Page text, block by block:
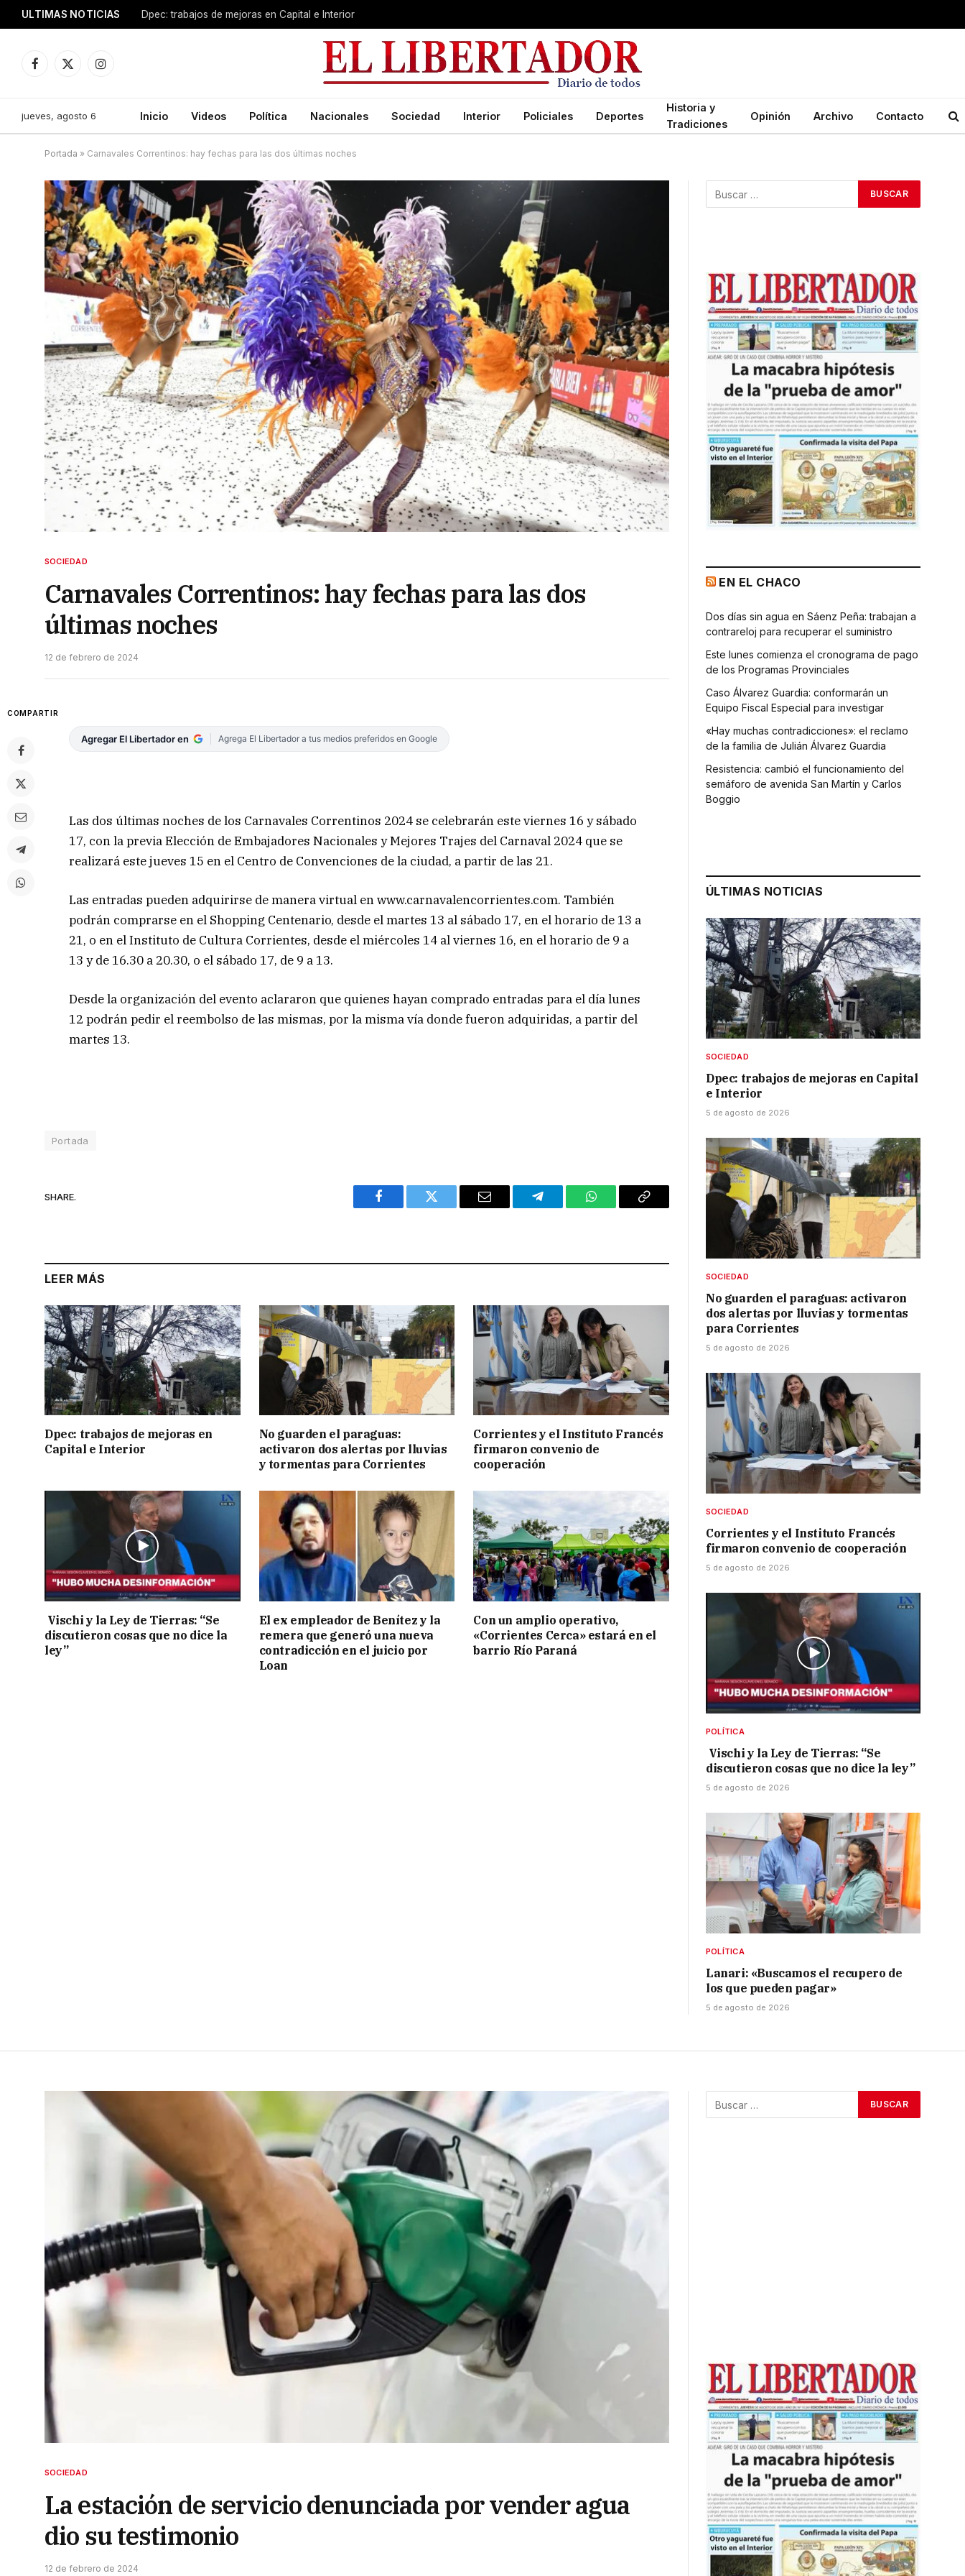
ULTIMAS NOTICIAS Dpec: trabajos de mejoras en Capital e Interior
Facebook
X
Instagram
jueves, agosto 6 Inicio Videos Política Nacionales Sociedad Interior Policiales Deportes
Historia y
Tradiciones
Opinión Archivo Contacto
Portada » Carnavales Correntinos: hay fechas para las dos últimas noches
SOCIEDAD
Carnavales Correntinos: hay fechas para las dos
últimas noches
12 de febrero de 2024
COMPARTIR
Agregar El Libertador en Agrega El Libertador a tus medios preferidos en Google
Las dos últimas noches de los Carnavales Correntinos 2024 se celebrarán este viernes 16 y sábado
17, con la previa Elección de Embajadores Nacionales y Mejores Trajes del Carnaval 2024 que se
realizará este jueves 15 en el Centro de Convenciones de la ciudad, a partir de las 21.
Las entradas pueden adquirirse de manera virtual en www.carnavalencorrientes.com. También
podrán comprarse en el Shopping Centenario, desde el martes 13 al sábado 17, en el horario de 13 a
21, o en el Instituto de Cultura Corrientes, desde el miércoles 14 al viernes 16, en el horario de 9 a
13 y de 16.30 a 20.30, o el sábado 17, de 9 a 13.
Desde la organización del evento aclararon que quienes hayan comprado entradas para el día lunes
12 podrán pedir el reembolso de las mismas, por la misma vía donde fueron adquiridas, a partir del
martes 13.
Portada
SHARE.
Facebook Twitter Email Telegram WhatsAppCopy
LEER MÁS
Dpec: trabajos de mejoras en
Capital e Interior
No guarden el paraguas:
activaron dos alertas por lluvias
y tormentas para Corrientes
Corrientes y el Instituto Francés
firmaron convenio de
cooperación
Vischi y la Ley de Tierras: “Se
discutieron cosas que no dice la
ley”
El ex empleador de Benítez y la
remera que generó una nueva
contradicción en el juicio por
Loan
Con un amplio operativo,
«Corrientes Cerca» estará en el
barrio Río Paraná
EN EL CHACO
Dos días sin agua en Sáenz Peña: trabajan a
contrareloj para recuperar el suministro
Este lunes comienza el cronograma de pago
de los Programas Provinciales
Caso Álvarez Guardia: conformarán un
Equipo Fiscal Especial para investigar
«Hay muchas contradicciones»: el reclamo
de la familia de Julián Álvarez Guardia
Resistencia: cambió el funcionamiento del
semáforo de avenida San Martín y Carlos
Boggio
ÚLTIMAS NOTICIAS
SOCIEDAD
Dpec: trabajos de mejoras en Capital
e Interior
5 de agosto de 2026
SOCIEDAD
No guarden el paraguas: activaron
dos alertas por lluvias y tormentas
para Corrientes
5 de agosto de 2026
SOCIEDAD
Corrientes y el Instituto Francés
firmaron convenio de cooperación
5 de agosto de 2026
POLÍTICA
Vischi y la Ley de Tierras: “Se
discutieron cosas que no dice la ley”
5 de agosto de 2026
POLÍTICA
Lanari: «Buscamos el recupero de
los que pueden pagar»
5 de agosto de 2026
SOCIEDAD
La estación de servicio denunciada por vender agua
dio su testimonio
12 de febrero de 2024